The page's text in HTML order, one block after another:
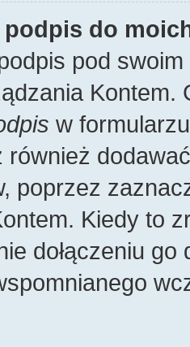
podpis do
pod
w
również
poprzez
Kiedy to
dołączeniu